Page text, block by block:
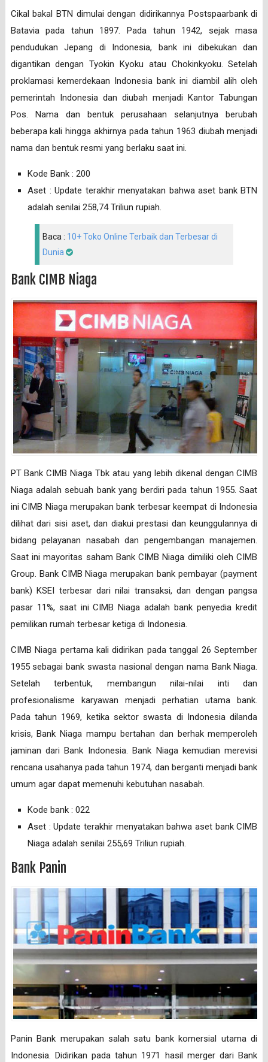
Cikal bakal BTN dimulai dengan didirikannya Postspaarbank di
Batavia pada tahun 1897. Pada tahun 1942, sejak masa
pendudukan Jepang di Indonesia, bank ini dibekukan dan
digantikan dengan Tyokin Kyoku atau Chokinkyoku. Setelah
proklamasi kemerdekaan Indonesia bank ini diambil alih oleh
pemerintah Indonesia dan diubah menjadi Kantor Tabungan
Pos. Nama dan bentuk perusahaan selanjutnya berubah
beberapa kali hingga akhirnya pada tahun 1963 diubah menjadi
nama dan bentuk resmi yang berlaku saat ini.
Kode Bank : 200
Aset : Update terakhir menyatakan bahwa aset bank BTN
adalah senilai 258,74 Triliun rupiah.
Baca : 10+ Toko Online Terbaik dan Terbesar di
Dunia
Bank CIMB Niaga
PT Bank CIMB Niaga Tbk atau yang lebih dikenal dengan CIMB
Niaga adalah sebuah bank yang berdiri pada tahun 1955. Saat
ini CIMB Niaga merupakan bank terbesar keempat di Indonesia
dilihat dari sisi aset, dan diakui prestasi dan keunggulannya di
bidang pelayanan nasabah dan pengembangan manajemen.
Saat ini mayoritas saham Bank CIMB Niaga dimiliki oleh CIMB
Group. Bank CIMB Niaga merupakan bank pembayar (payment
bank) KSEI terbesar dari nilai transaksi, dan dengan pangsa
pasar 11%, saat ini CIMB Niaga adalah bank penyedia kredit
pemilikan rumah terbesar ketiga di Indonesia.
CIMB Niaga pertama kali didirikan pada tanggal 26 September
1955 sebagai bank swasta nasional dengan nama Bank Niaga.
Setelah terbentuk, membangun nilai-nilai inti dan
profesionalisme karyawan menjadi perhatian utama bank.
Pada tahun 1969, ketika sektor swasta di Indonesia dilanda
krisis, Bank Niaga mampu bertahan dan berhak memperoleh
jaminan dari Bank Indonesia. Bank Niaga kemudian merevisi
rencana usahanya pada tahun 1974, dan berganti menjadi bank
umum agar dapat memenuhi kebutuhan nasabah.
Kode bank : 022
Aset : Update terakhir menyatakan bahwa aset bank CIMB
Niaga adalah senilai 255,69 Triliun rupiah.
Bank Panin
Panin Bank merupakan salah satu bank komersial utama di
Indonesia. Didirikan pada tahun 1971 hasil merger dari Bank